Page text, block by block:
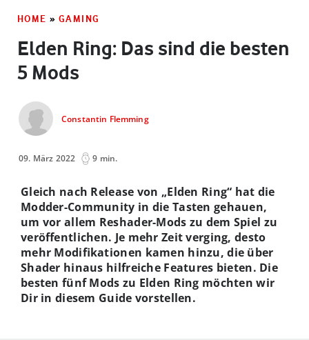
HOME » GAMING
Elden Ring: Das sind die besten
5 Mods
Constantin Flemming
09. März 2022 9 min.
Gleich nach Release von „Elden Ring“ hat die
Modder-Community in die Tasten gehauen,
um vor allem Reshader-Mods zu dem Spiel zu
veröffentlichen. Je mehr Zeit verging, desto
mehr Modifikationen kamen hinzu, die über
Shader hinaus hilfreiche Features bieten. Die
besten fünf Mods zu Elden Ring möchten wir
Dir in diesem Guide vorstellen.